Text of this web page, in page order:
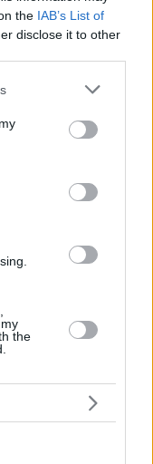
the IAB’s List of
disclose it to other
or more Google
You may click to
party tags to
in below Google
the